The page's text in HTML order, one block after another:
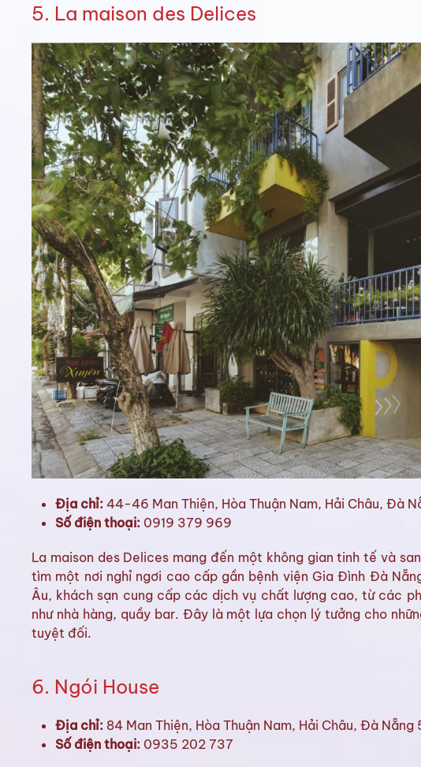
5. La maison des Delices
Địa chỉ: 44-46 Man Thiện, Hòa Thuận Nam, Hải Châu, Đà
Số điện thoại: 0919 379 969
La maison des Delices mang đến một không gian tinh tế và
tìm một nơi nghỉ ngơi cao cấp gần bệnh viện Gia Đình Đà
Âu, khách sạn cung cấp các dịch vụ chất lượng cao, từ các
như nhà hàng, quầy bar. Đây là một lựa chọn lý tưởng cho
tuyệt đối.
6. Ngói House
Địa chỉ: 84 Man Thiện, Hòa Thuận Nam, Hải Châu, Đà
Số điện thoại: 0935 202 737